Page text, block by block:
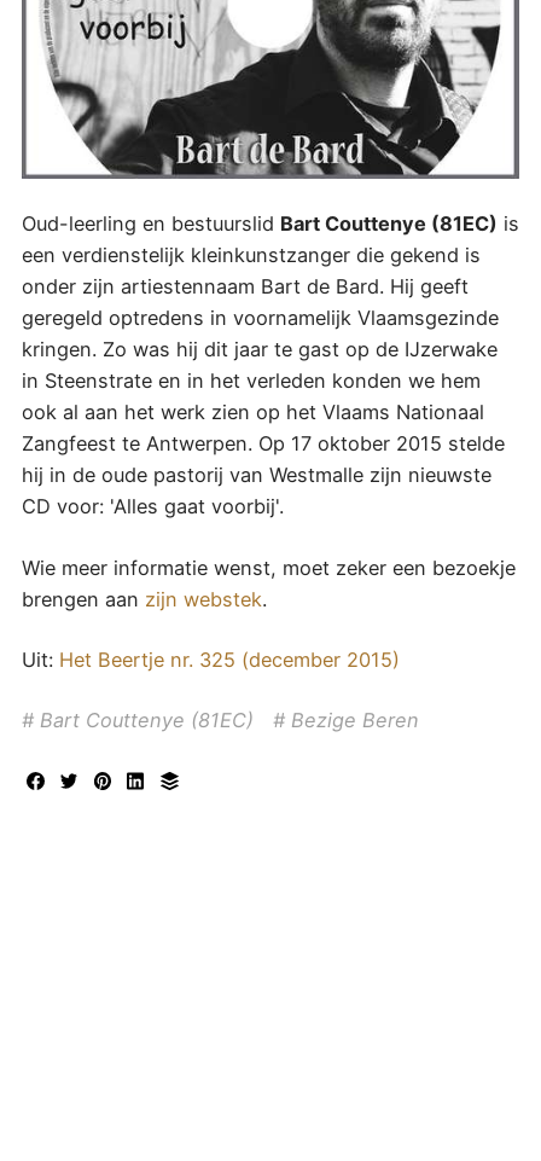
Oud-leerling en bestuurslid Bart Couttenye (81EC) is
een verdienstelijk kleinkunstzanger die gekend is
onder zijn artiestennaam Bart de Bard. Hij geeft
geregeld optredens in voornamelijk Vlaamsgezinde
kringen. Zo was hij dit jaar te gast op de IJzerwake
in Steenstrate en in het verleden konden we hem
ook al aan het werk zien op het Vlaams Nationaal
Zangfeest te Antwerpen. Op 17 oktober 2015 stelde
hij in de oude pastorij van Westmalle zijn nieuwste
CD voor: 'Alles gaat voorbij'.
Wie meer informatie wenst, moet zeker een bezoekje
brengen aan zijn webstek.
Uit: Het Beertje nr. 325 (december 2015)
Bart Couttenye (81EC) Bezige Beren